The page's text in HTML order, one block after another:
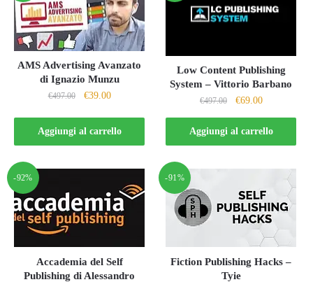
AMS Advertising Avanzato
di Ignazio Munzu
€497.00
Il
originale
€39.00Il
attuale
Aggiungi al carrello
Low Content Publishing
System – Vittorio Barbano
€497.00
Il
prezzo
originale
era:
€69.00Il
prezzo
attuale
è:
Aggiungi al carrello
-92%
Accademia del Self
Publishing di Alessandro
-91%
Fiction Publishing Hacks –
Tyie